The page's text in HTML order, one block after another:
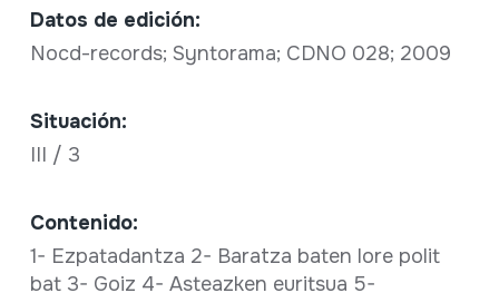
Datos de edición:
Nocd-records; Syntorama; CDNO 028; 2009
Situación:
III / 3
Contenido:
1- Ezpatadantza 2- Baratza baten lore polit
bat 3- Goiz 4- Asteazken euritsua 5-